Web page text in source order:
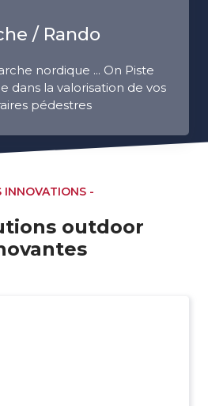
/ Rando
nordique ... On Piste
dans la valorisation de vos
pédestres
INNOVATIONS -
outdoor